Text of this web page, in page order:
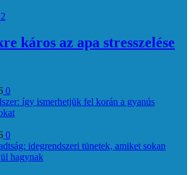
2
káros az apa stresszelése
0
így ismerhetjük fel korán a gyanús
0
idegrendszeri tünetek, amiket sokan
hagynak